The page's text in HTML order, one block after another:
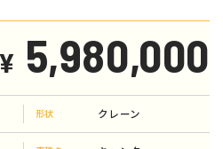
¥ 5,980,000
形状 クレーン